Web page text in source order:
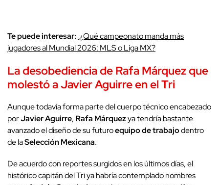
Te puede interesar: ¿Qué campeonato manda más
jugadores al Mundial 2026: MLS o Liga MX?
La desobediencia deRafa Márquezque
molestó aJavier Aguirreen el Tri
Aunque todavía forma parte del cuerpo técnico encabezado
porJavier Aguirre, Rafa Márquezya tendría bastante
avanzado el diseño de su futuroequipo de trabajodentro
de laSelección Mexicana.
De acuerdo con reportes surgidos en los últimos días, el
histórico capitán del Tri ya habría contemplado nombres